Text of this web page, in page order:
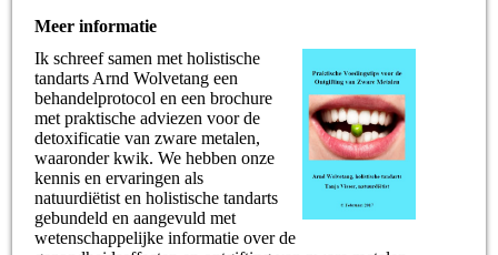
Meer informatie
Ik schreef samen met holistische
tandarts Arnd Wolvetang een
behandelprotocol en een brochure
met praktische adviezen voor de
detoxificatie van zware metalen,
waaronder kwik. We hebben onze
kennis en ervaringen als
natuurdiëtist en holistische tandarts
gebundeld en aangevuld met
wetenschappelijke informatie over de